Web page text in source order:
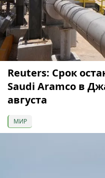
Reuters: Срок
Saudi Aramco в
августа
МИР